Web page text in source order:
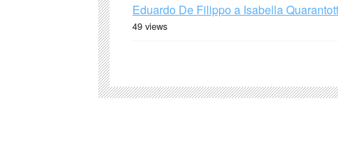
Eduardo De Filippo a Isabella
49 views